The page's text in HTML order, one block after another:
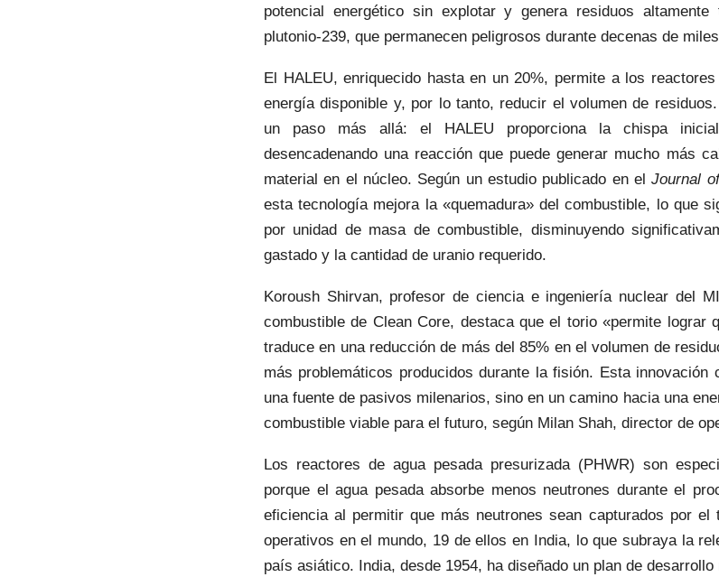
potencial energético sin explotar y genera residuos
plutonio-239, que permanecen peligrosos durante decenas de
El HALEU, enriquecido hasta en un 20%, permite a los
energía disponible y, por lo tanto, reducir el volumen de
un paso más allá: el HALEU proporciona la chispa
desencadenando una reacción que puede generar mucho más
material en el núcleo. Según un estudio publicado en elJournal
esta tecnología mejora la «quemadura» del combustible, lo que
por unidad de masa de combustible, disminuyendo
gastado y la cantidad de uranio requerido.
Koroush Shirvan, profesor de ciencia e ingeniería nuclear del
combustible de Clean Core, destaca que el torio «permite lograr
traduce en una reducción de más del 85% en el volumen de
más problemáticos producidos durante la fisión. Esta innovación
una fuente de pasivos milenarios, sino en un camino hacia una
combustible viable para el futuro, según Milan Shah, director de
Los reactores de agua pesada presurizada (PHWR) son
porque el agua pesada absorbe menos neutrones durante el
eficiencia al permitir que más neutrones sean capturados por el
operativos en el mundo, 19 de ellos en India, lo que subraya la
país asiático. India, desde 1954, ha diseñado un plan de